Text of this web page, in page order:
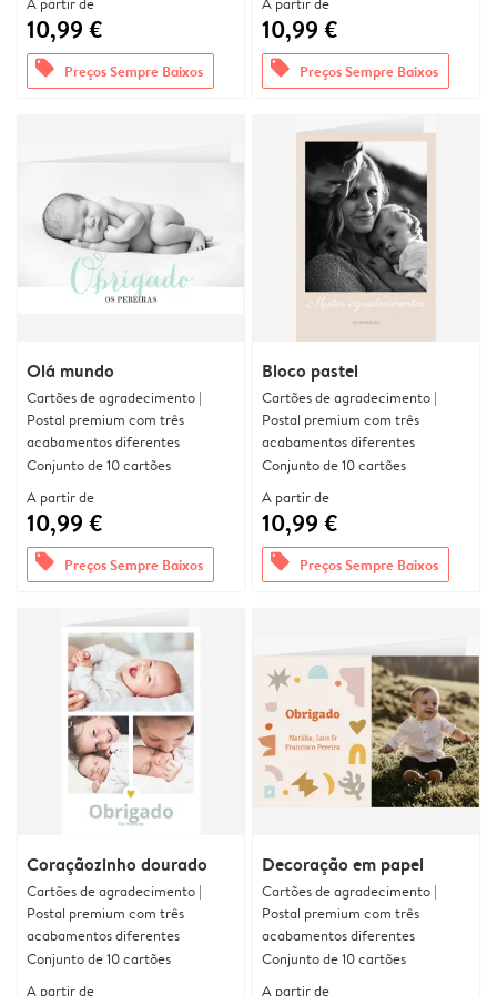
10,99 €
offers Preços Sempre Baixos
10,99 €
offers Preços Sempre Baixos
Olá mundo
Cartões de agradecimento |
Postal premium com três
acabamentos diferentes
Conjunto de 10 cartões
A partir de
10,99 €
offers Preços Sempre Baixos
Bloco pastel
Cartões de agradecimento |
Postal premium com três
acabamentos diferentes
Conjunto de 10 cartões
A partir de
10,99 €
offers Preços Sempre Baixos
Coraçãozinho dourado
Cartões de agradecimento |
Postal premium com três
acabamentos diferentes
Conjunto de 10 cartões
A partir de
Decoração em papel
Cartões de agradecimento |
Postal premium com três
acabamentos diferentes
Conjunto de 10 cartões
A partir de